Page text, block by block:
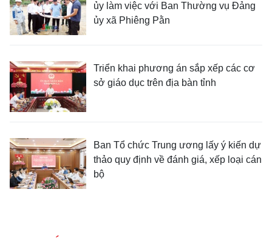
ủy làm việc với Ban Thường vụ Đảng
ủy xã Phiêng Pằn
Triển khai phương án sắp xếp các cơ
sở giáo dục trên địa bàn tỉnh
Ban Tổ chức Trung ương lấy ý kiến dự
thảo quy định về đánh giá, xếp loại cán
bộ